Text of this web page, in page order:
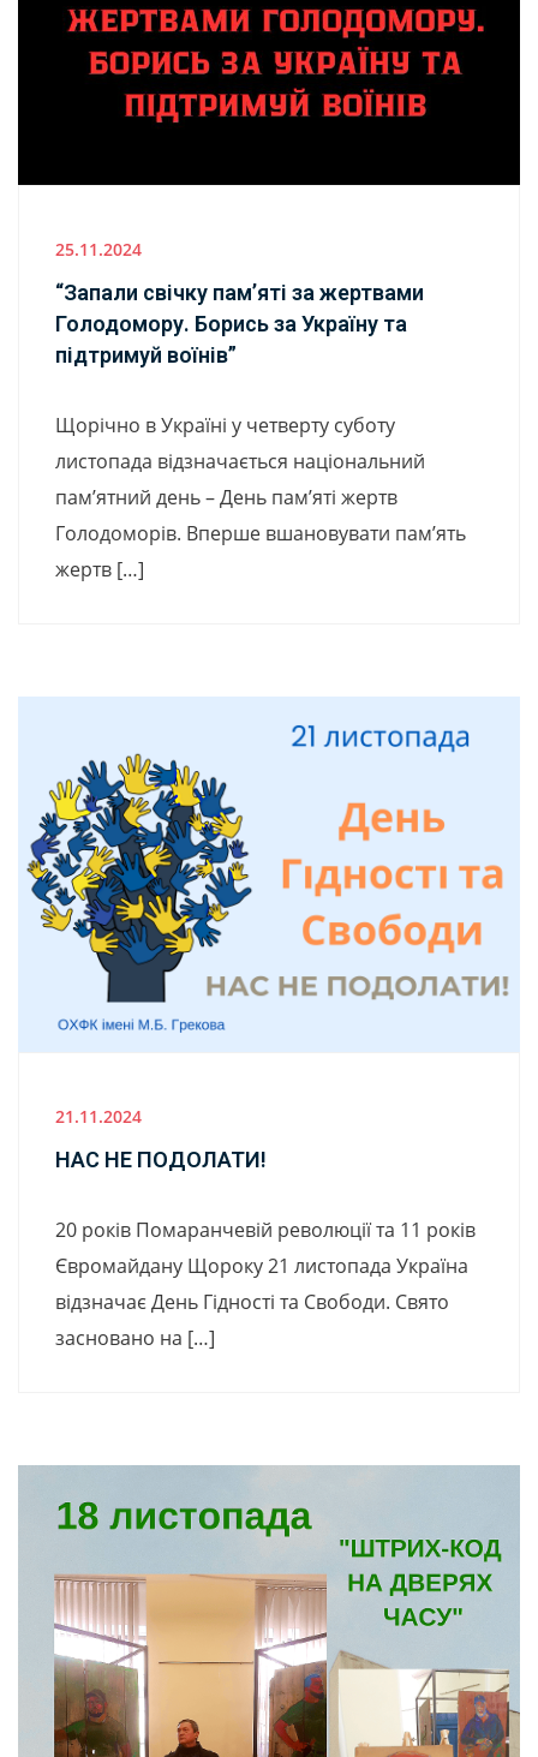
25.11.2024
“Запали свічку пам’яті за жертвами
Голодомору. Борись за Україну та
підтримуй воїнів”
Щорічно в Україні у четверту суботу
листопада відзначається національний
пам’ятний день – День пам’яті жертв
Голодоморів. Вперше вшановувати пам’ять
жертв […]
21.11.2024
НАС НЕ ПОДОЛАТИ!
20 років Помаранчевій революції та 11 років
Євромайдану Щороку 21 листопада Україна
відзначає День Гідності та Свободи. Свято
засновано на […]